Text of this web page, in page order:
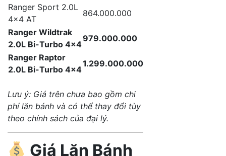
Ranger Sport 2.0L
4×4 AT
864.000.000
Ranger Wildtrak
2.0L Bi-Turbo 4×4
979.000.000
Ranger Raptor
2.0L Bi-Turbo 4×4
1.299.000.000
Lưu ý: Giá trên chưa bao gồm chi
phí lăn bánh và có thể thay đổi tùy
theo chính sách của đại lý.
Giá Lăn Bánh